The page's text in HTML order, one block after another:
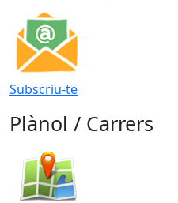
Subscriu-te
Plànol / Carrers